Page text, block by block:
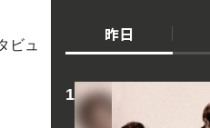
ビュ
昨日